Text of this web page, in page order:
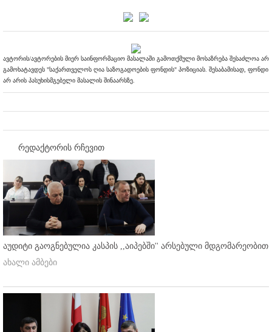
ავტორის/ავტორების მიერ საინფორმაციო მასალაში გამოთქმული მოსაზრება შესაძლოა არ
გამოხატავდეს "საქართველოს ღია საზოგადოების ფონდის" პოზიციას. შესაბამისად, ფონდი
არ არის პასუხისმგებელი მასალის შინაარსზე.
რედაქტორის რჩევით
აუდიტი გაოგნებულია კასპის ,,აიპებში'' არსებული მდგომარეობით
ახალი ამბები